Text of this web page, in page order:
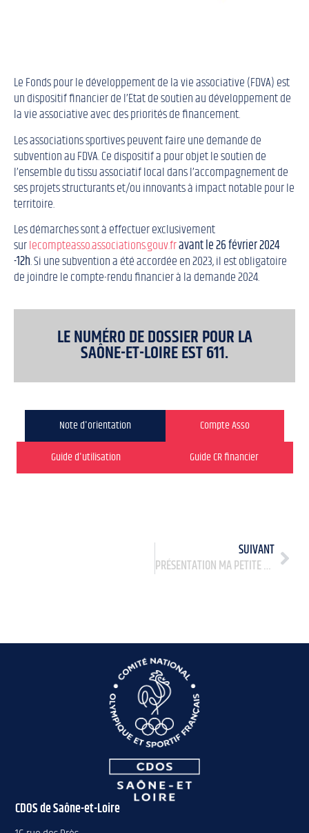
Le Fonds pour le développement de la vie associative (FDVA) est
un dispositif financier de l’Etat de soutien au développement de
la vie associative avec des priorités de financement.
Les associations sportives peuvent faire une demande de
subvention au FDVA. Ce dispositif a pour objet le soutien de
l’ensemble du tissu associatif local dans l’accompagnement de
ses projets structurants et/ou innovants à impact notable pour le
territoire.
Les démarches sont à effectuer exclusivement
surlecompteasso.associations.gouv.fravant le 26 février 2024
-12h. Si une subvention a été accordée en 2023, il est obligatoire
de joindre le compte-rendu financier à la demande 2024.
LE NUMÉRO DE DOSSIER POUR LA
SAÔNE-ET-LOIRE EST 611.
Note d'orientation
Compte Asso
Guide d'utilisation
Guide CR financier
SUIVANT
PRÉSENTATION MA PETITE SPONSO
CDOS de Saône-et-Loire